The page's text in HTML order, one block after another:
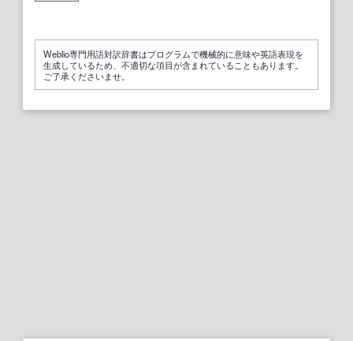
Weblio専門用語対訳辞書はプログラムで機械的に意味や英語表現を
生成しているため、不適切な項目が含まれていることもあります。
ご了承くださいませ。